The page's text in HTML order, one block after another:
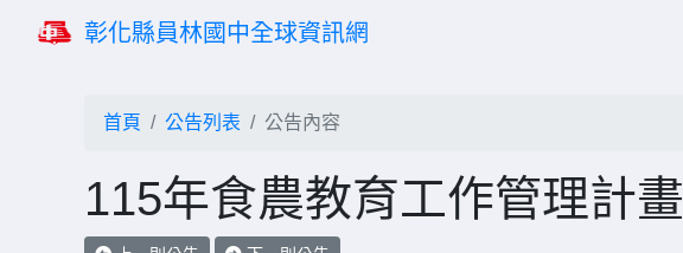
彰化縣員林國中全球資訊網
首頁 公告列表 公告內容
115年食農教育工作管理計畫